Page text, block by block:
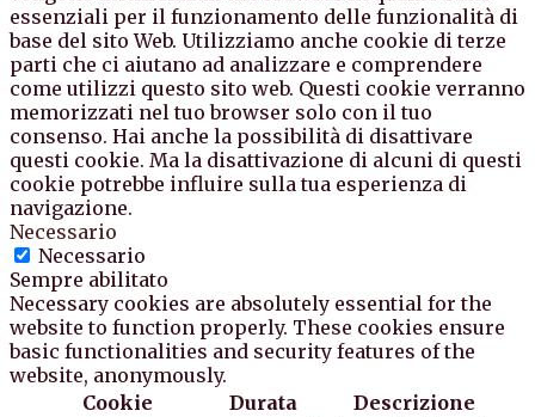
essenziali per il funzionamento delle funzionalità di
base del sito Web. Utilizziamo anche cookie di terze
parti che ci aiutano ad analizzare e comprendere
come utilizzi questo sito web. Questi cookie verranno
memorizzati nel tuo browser solo con il tuo
consenso. Hai anche la possibilità di disattivare
questi cookie. Ma la disattivazione di alcuni di questi
cookie potrebbe influire sulla tua esperienza di
navigazione.
Necessario
Necessario
Sempre abilitato
Necessary cookies are absolutely essential for the
website to function properly. These cookies ensure
basic functionalities and security features of the
website, anonymously.
Cookie
Durata Descrizione